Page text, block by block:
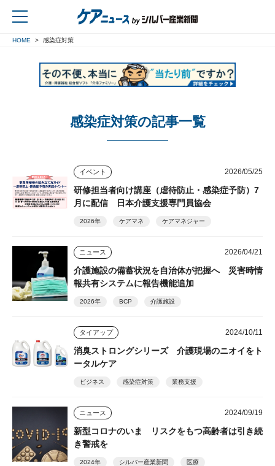
HOME 感染症対策
感染症対策の記事一覧
イベント 2026/05/25
研修担当者向け講座（虐待防止・感染症予防）7
月に配信 日本介護支援専門員協会
2026年 ケアマネ ケアマネジャー
ニュース 2026/04/21
介護施設の備蓄状況を自治体が把握へ 災害時情
報共有システムに報告機能追加
2026年 BCP 介護施設
タイアップ 2024/10/11
消臭ストロングシリーズ 介護現場のニオイをト
ータルケア
ビジネス 感染症対策 業務支援
ニュース 2024/09/19
新型コロナのいま リスクをもつ高齢者は引き続
き警戒を
2024年 シルバー産業新聞 医療